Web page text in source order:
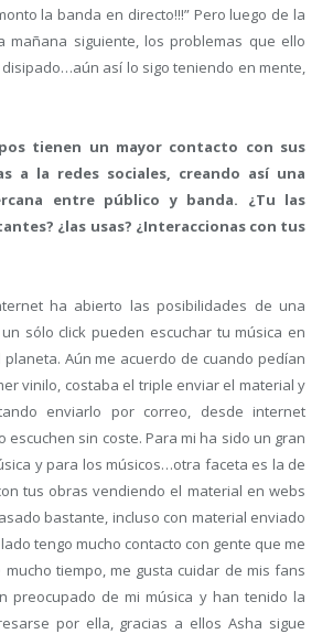
la banda en directo!!!” Pero luego de la
mañana siguiente, los problemas que ello
así lo sigo teniendo en mente,
tienen un mayor contacto con sus
a la redes sociales, creando así una
entre público y banda. ¿Tu las
¿las usas? ¿Interaccionas con tus
ha abierto las posibilidades de una
sólo click pueden escuchar tu música en
Aún me acuerdo de cuando pedían
vinilo, costaba el triple enviar el material y
enviarlo por correo, desde internet
escuchen sin coste. Para mi ha sido un gran
y para los músicos…otra faceta es la de
tus obras vendiendo el material en webs
bastante, incluso con material enviado
tengo mucho contacto con gente que me
tiempo, me gusta cuidar de mis fans
preocupado de mi música y han tenido la
por ella, gracias a ellos Asha sigue